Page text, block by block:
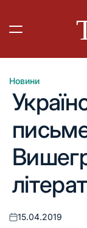
вмісту
Опублікувати
Новини
Оприлюднено
15.04.2019